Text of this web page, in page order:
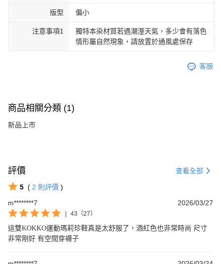
版型 偏小
注意事項1
獨特本染材質若遇潮溼天氣，多少會有落色
情形屬自然現象，請放置於通風處保存
客服
商品相關分類 (1)
新品上市
評價 查看全部
5 ( 2 則評價 )
m********7
2026/03/27
| 43（27）
這雙KOKKO運動瑪莉珍鞋真是太舒服了，酒紅色也非常時尚 尺寸
非常剛好 有空間穿襪子